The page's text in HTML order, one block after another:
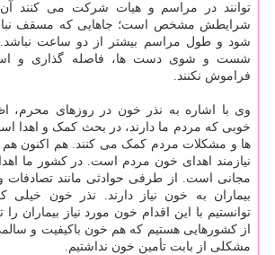
توانند در مراسم و هیات شرکت می کنند
شرایطش مشخص است؛ جاهایی که مسقف
شود و طول مراسم بیشتر از دو ساعت
شست و شوی دست ها، فاصله گذاری و
فراموش نکنند.
وی با اشاره به نذر خون در روزهای محرم،
خوبی که مردم ما دارند، در بحث کمک و اهدا
ها و مشکلات مردم کمک می کنند. هم اکنون هم
نیازمند اهدای خون مردم است. در کشور ما اهدا
مجانی است. از طرفی حوادثی مانند تصادفات
بیماران به خون نیاز دارند. نذر خون خیلی
توانستیم با این اقدام خون مورد نیاز بیماران را
از کشورهایی هستیم که هم خون باکیفیت و
مشکلی از بابت تأمین خون نداشتیم.